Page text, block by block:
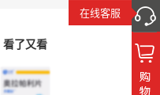
在线客服
看了又看